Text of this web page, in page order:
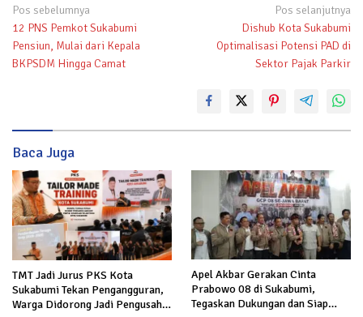
Navigasi
pos
Pos sebelumnya
12 PNS Pemkot Sukabumi
Pensiun, Mulai dari Kepala
BKPSDM Hingga Camat
Pos selanjutnya
Dishub Kota Sukabumi
Optimalisasi Potensi PAD di
Sektor Pajak Parkir
Baca Juga
TMT Jadi Jurus PKS Kota
Sukabumi Tekan Pengangguran,
Warga Didorong Jadi Pengusaha
Apel Akbar Gerakan Cinta
Prabowo 08 di Sukabumi,
Tegaskan Dukungan dan Siap